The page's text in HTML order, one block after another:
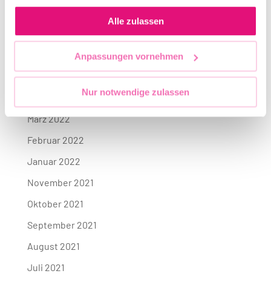
gesammelt haben.
Alle zulassen
Anpassungen vornehmen
Nur notwendige zulassen
Juli 2022
Mai 2022
März 2022
Februar 2022
Januar 2022
November 2021
Oktober 2021
September 2021
August 2021
Juli 2021